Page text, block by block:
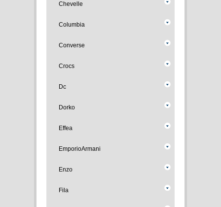
Chevelle
Columbia
Converse
Crocs
Dc
Dorko
Effea
EmporioArmani
Enzo
Fila